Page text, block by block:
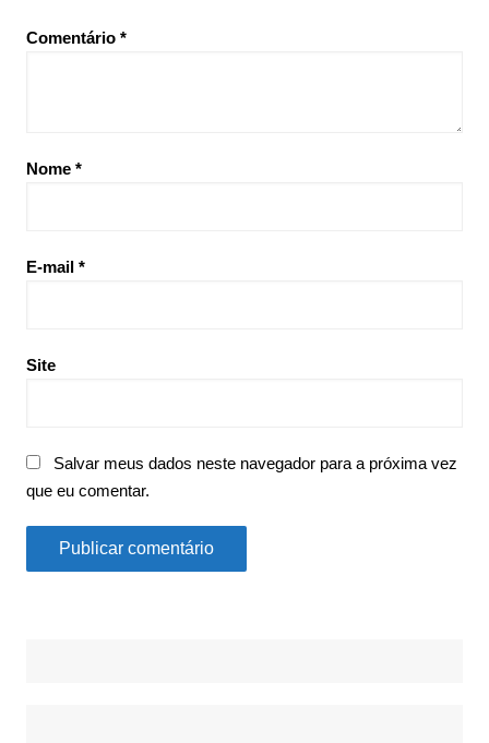
Comentário *
Nome *
E-mail *
Site
Salvar meus dados neste navegador para a próxima vez
que eu comentar.